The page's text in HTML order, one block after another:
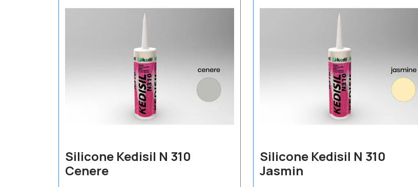
Silicone Kedisil N 310
Cenere
Silicone Kedisil N 310
Jasmin